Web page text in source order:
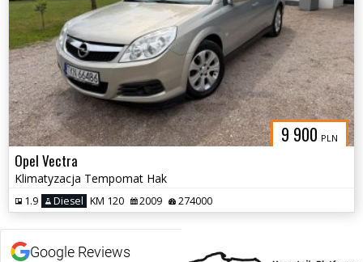
9 900 PLN
Opel Vectra
Klimatyzacja Tempomat Hak
1.9 Diesel KM 120 2009 274000
Google Reviews